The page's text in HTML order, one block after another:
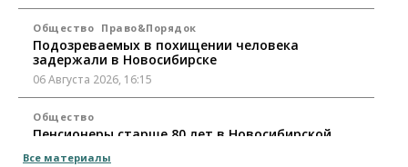
Общество Право&Порядок
Подозреваемых в похищении человека
задержали в Новосибирске
06 Августа 2026, 16:15
Общество
Пенсионеры старше 80 лет в Новосибирской
Все материалы